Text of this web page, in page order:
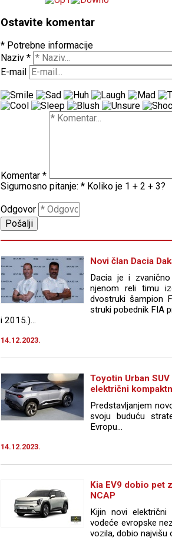
Ostavite komentar
* Potrebne informacije
Naziv *
E-mail
Komentar *
Sigurnosno pitanje: * Koliko je 1 + 2 + 3?
Odgovor
Novi član Dacia
Dacia je i
njenom reli timu
dvostruki šampion
struki pobednik FIA
i 2015.)...
14.12.2023.
Toyotin Urban
električni
Predstavljanjem
svoju buduću
Evropu...
14.12.2023.
Kia EV9 dobio pet
NCAP
Kijin novi
vodeće evropske
vozila, dobio najvišu